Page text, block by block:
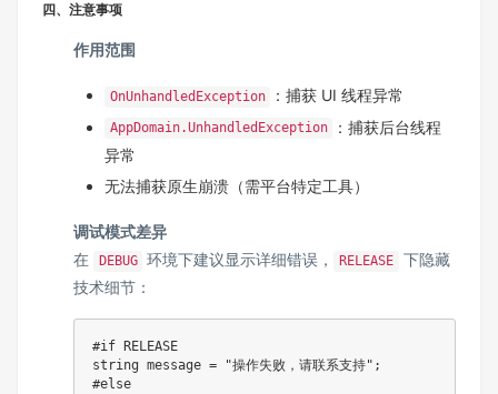
四、注意事项
作用范围
OnUnhandledException ：捕获 UI 线程异常
AppDomain.UnhandledException
：捕获后台线程
异常
无法捕获原生崩溃（需平台特定工具）
调试模式差异
在
DEBUG 环境下建议显示详细错误， RELEASE
下隐藏
技术细节：
#if RELEASE
string message = "操作失败，请联系支持" ;
#else